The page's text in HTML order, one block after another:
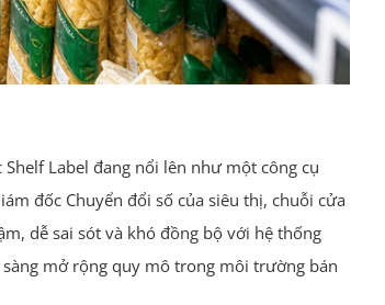
Label đang nổi lên như một công cụ
đốc Chuyển đổi số của siêu thị, chuỗi cửa
dễ sai sót và khó đồng bộ với hệ thống
mở rộng quy mô trong môi trường bán